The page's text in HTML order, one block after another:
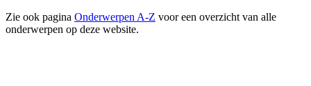
Zie ook pagina Onderwerpen A-Z voor een overzicht van alle
onderwerpen op deze website.